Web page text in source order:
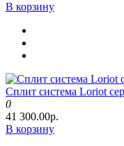
В корзину
Сплит система Loriot
0
41 300.00р.
В корзину